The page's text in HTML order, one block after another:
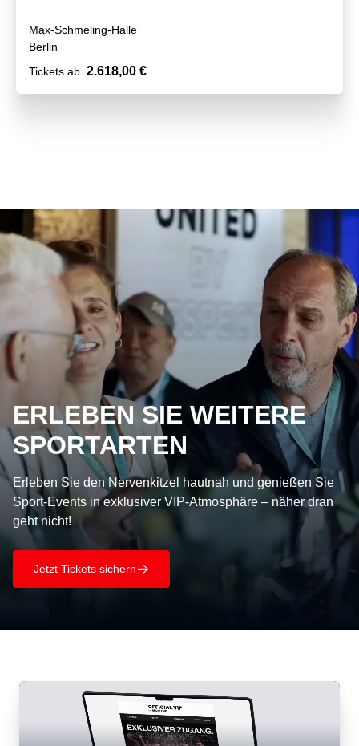
Max-Schmeling-Halle
Berlin
Tickets ab 2.618,00 €
ERLEBEN SIE WEITERE
SPORTARTEN
Erleben Sie den Nervenkitzel hautnah und genießen Sie
Sport-Events in exklusiver VIP-Atmosphäre – näher dran
geht nicht!
Jetzt Tickets sichern􀄫